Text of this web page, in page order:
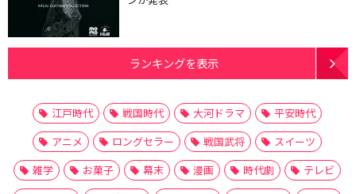
ランキングを表示
江戸時代 戦国時代 大河ドラマ
平安時代
アニメ
ロングセラー 戦国武将
スイーツ
雑学
お菓子 幕末 漫画 時代劇
テレビ